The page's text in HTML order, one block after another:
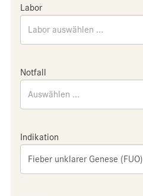
Labor
Labor auswählen ...
Notfall
Auswählen ...
Indikation
Fieber unklarer Genese (FUO)